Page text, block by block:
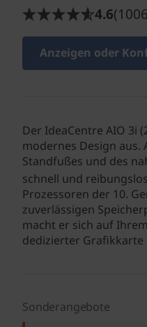
4.6
Anzeigen oder
Der IdeaCentre AIO 3i
modernes Design
Standfußes und des
schnell und
Prozessoren der 10.
zuverlässigen
macht er sich auf
dedizierter Grafikkarte
Sonderangebote